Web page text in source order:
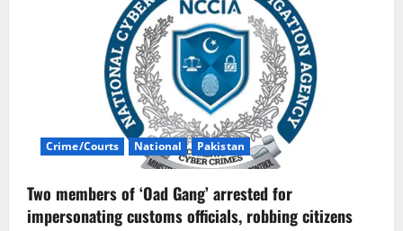
Crime/Courts National Pakistan
Two members of ‘Oad Gang’ arrested for
impersonating customs officials, robbing citizens